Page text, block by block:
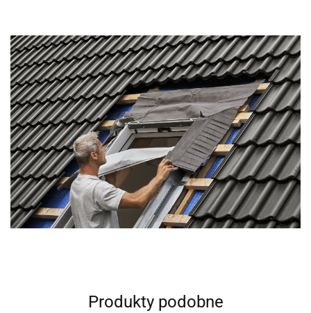
Produkty podobne